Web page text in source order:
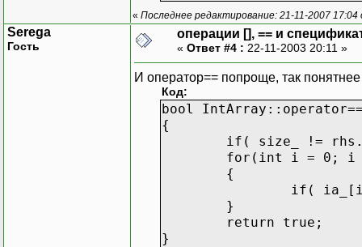
« Последнее редактирование: 21-11-2007 17:04
Serega
Гость
операции [], == и
« Ответ #4 : 22-11-2003 20:11 »
И оператор== попроще, так понятнее
Код:
bool
{
if( size_ !=
for(int i = 0; i
{
if(
}
return true;
}